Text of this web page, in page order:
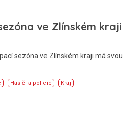
ve Zlínském kraji
sezóna ve Zlínském kraji má svou
Hasiči a policie Kraj